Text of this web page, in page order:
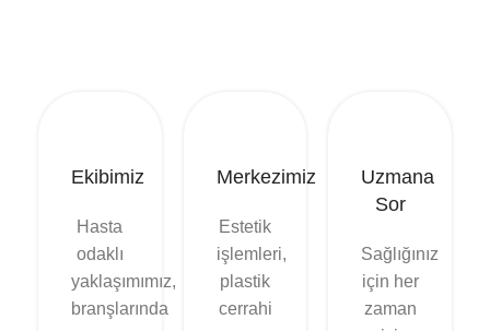
Ekibimiz
Hasta
odaklı
yaklaşımımız,
branşlarında
Merkezimiz
Estetik
işlemleri,
plastik
cerrahi
Uzmana
Sor
Sağlığınız
için her
zaman